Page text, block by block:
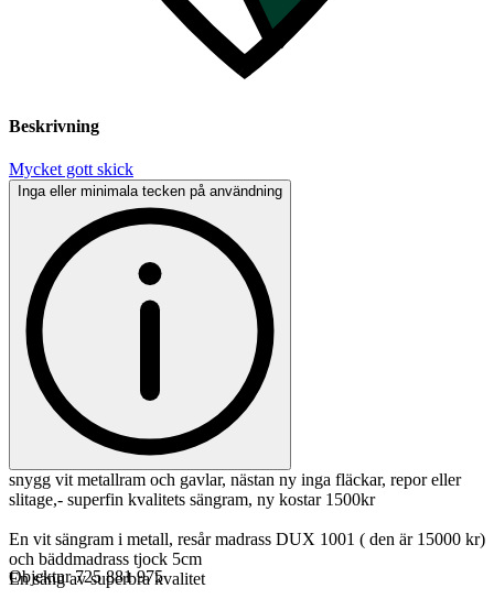
Beskrivning
Mycket gott skick
Inga eller minimala tecken på användning
snygg vit metallram och gavlar, nästan ny inga fläckar, repor eller
slitage,- superfin kvalitets sängram, ny kostar 1500kr
En vit sängram i metall, resår madrass DUX 1001 ( den är 15000 kr)
och bäddmadrass tjock 5cm
En säng av superbra kvalitet
Objektnr 725 881 975